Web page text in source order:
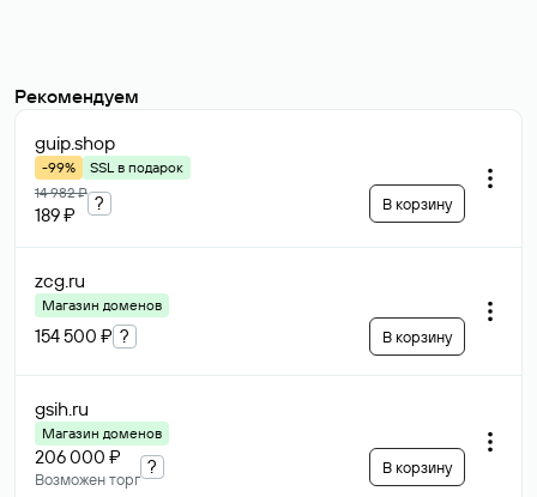
Рекомендуем
guip.shop
-99%
SSL в подарок
14 982 ₽
189 ₽
? В корзину
zcg.ru
Магазин доменов
154 500 ₽ ? В корзину
gsih.ru
Магазин доменов
206 000 ₽
Возможен торг
? В корзину